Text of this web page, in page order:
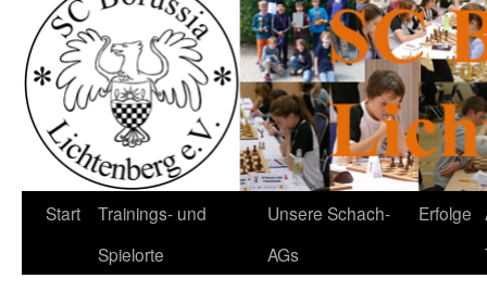
Start
Trainings- und
Spielorte
Unsere Schach-
AGs
Erfolge